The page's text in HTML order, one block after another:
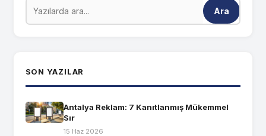
Ara
SON YAZILAR
Antalya Reklam: 7 Kanıtlanmış Mükemmel
Sır
15 Haz 2026